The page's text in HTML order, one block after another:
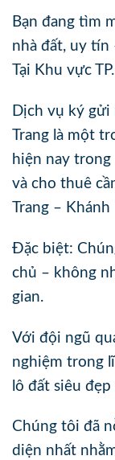
Bạn đang tìm
nhà đất, uy tín
Tại Khu vực
Dịch vụ ký gửi
Trang là một
hiện nay
và cho thuê
Trang – Khánh
Đặc biệt:
chủ – không
gian.
Với đội ngũ
nghiệm trong
lô đất siêu
Chúng tôi đã
diện nhất